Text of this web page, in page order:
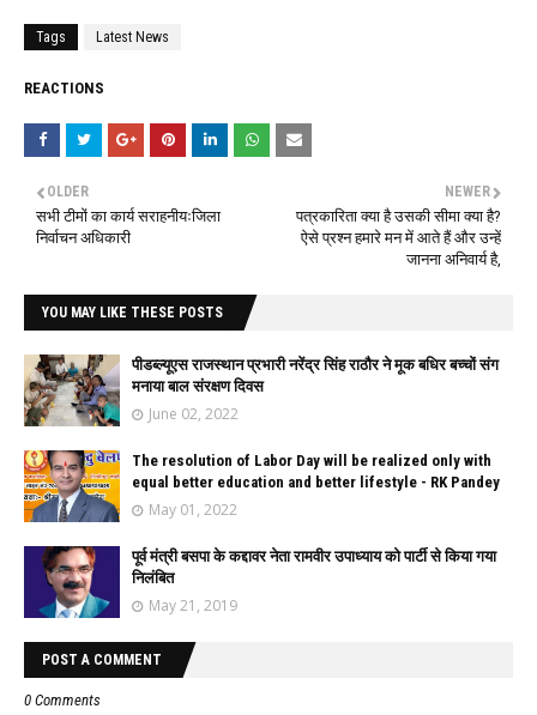
Tags Latest News
REACTIONS
NEWER
पत्रकारिता क्या है उसकी सीमा क्या है?
ऐसे प्रश्न हमारे मन में आते हैं और उन्हें
जानना अनिवार्य है,
OLDER
सभी टीमों का कार्य सराहनीयःजिला
निर्वाचन अधिकारी
YOU MAY LIKE THESE POSTS
पीडब्ल्यूएस राजस्थान प्रभारी नरेंद्र सिंह राठौर ने मूक बधिर बच्चों संग
मनाया बाल संरक्षण दिवस
June 02, 2022
The resolution of Labor Day will be realized only with
equal better education and better lifestyle - RK Pandey
May 01, 2022
पूर्व मंत्री बसपा के कद्दावर नेता रामवीर उपाध्याय को पार्टी से किया गया
निलंबित
May 21, 2019
POST A COMMENT
0 Comments